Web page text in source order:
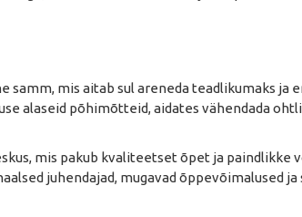
mis aitab sul areneda teadlikumaks ja
alaseid põhimõtteid, aidates vähendada
mis pakub kvaliteetset õpet ja paindlikke
juhendajad, mugavad õppevõimalused